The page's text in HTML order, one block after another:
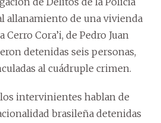
allanamiento de una vivienda
Cora’i, de Pedro Juan
detenidas seis personas,
al cuádruple crimen.
intervinientes hablan de
brasileña detenidas